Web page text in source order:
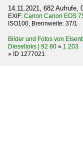
14.11.2021, 682 Aufrufe,
EXIF: Canon Canon EOS
ISO100, Brennweite: 37/1
Bilder und Fotos von
Dieselloks | 92 80 » 1 203
» ID 1277021